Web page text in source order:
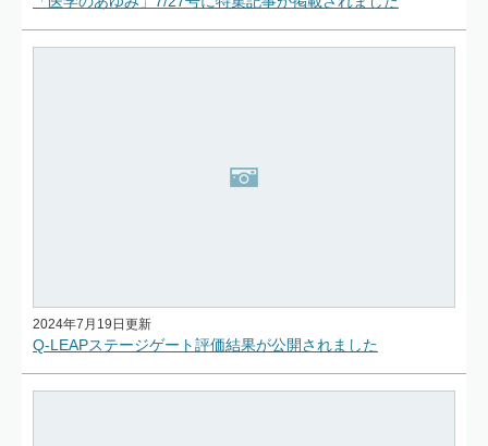
2024年7月19日更新
Q-LEAPステージゲート評価結果が公開されました